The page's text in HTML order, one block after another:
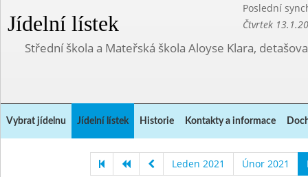
Jídelní lístek
Poslední
Čtvrtek
Střední škola a Mateřská škola Aloyse Klara,
Vybrat jídelnu Jídelní lístek Historie Kontakty a informace
Leden 2021 Únor 2021